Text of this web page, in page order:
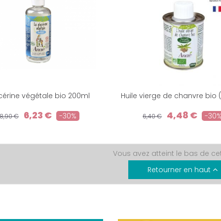
végétale bio 200ml
8,90 € 6,23 € -30%
Huile vierge de chanvre bio
6,40 € 4,48 € -30%
Vous avez atteint le bas de
Retourner en haut